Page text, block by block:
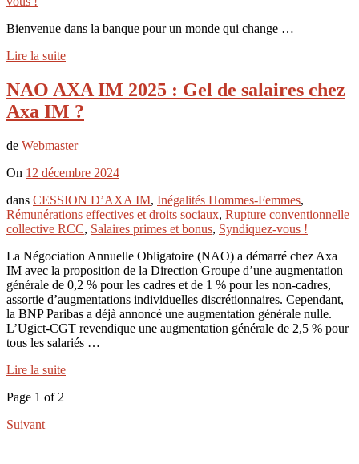
Bienvenue dans la banque pour un monde qui change …
Lire la suite
NAO AXA IM 2025 : Gel de salaires chez
Axa IM ?
de Webmaster
On 12 décembre 2024
dans CESSION D’AXA IM, Inégalités Hommes-Femmes,
Rémunérations effectives et droits sociaux, Rupture conventionnelle
collective RCC, Salaires primes et bonus, Syndiquez-vous !
La Négociation Annuelle Obligatoire (NAO) a démarré chez Axa
IM avec la proposition de la Direction Groupe d’une augmentation
générale de 0,2 % pour les cadres et de 1 % pour les non-cadres,
assortie d’augmentations individuelles discrétionnaires. Cependant,
la BNP Paribas a déjà annoncé une augmentation générale nulle.
L’Ugict-CGT revendique une augmentation générale de 2,5 % pour
tous les salariés …
Lire la suite
Page 1 of 2
Suivant